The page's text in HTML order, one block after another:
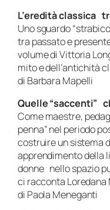
L’eredità classica
Uno sguardo
tra passato e
volume di Vittoria
mito e dell’antichità
di Barbara
Quelle “saccenti”
Come maestre,
penna” nel periodo
costruire un sistema
apprendimento della
donne nello spazio
ci racconta Loredana
di Paola